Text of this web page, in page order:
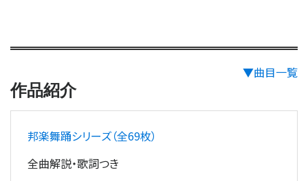
▼曲目一覧
作品紹介
邦楽舞踊シリーズ（全69枚）
全曲解説・歌詞つき